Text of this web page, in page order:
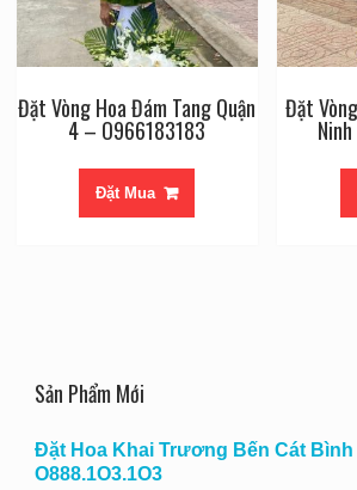
Đặt Vòng Hoa Đám Tang Quận
4 – O966183183
Đặt Mua
Đặt
Sản Phẩm Mới
Đặt Hoa Khai Trương Bến Cát
O888.1O3.1O3